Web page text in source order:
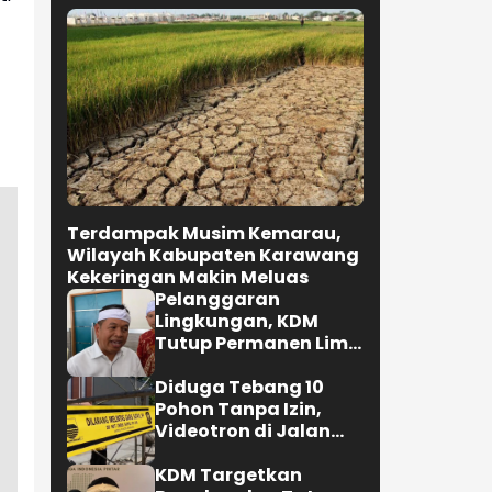
Terdampak Musim Kemarau,
Wilayah Kabupaten Karawang
Kekeringan Makin Meluas
Pelanggaran
Lingkungan, KDM
Tutup Permanen Lima
Tambang Batu Kapur
di Cipatat
Diduga Tebang 10
Pohon Tanpa Izin,
Videotron di Jalan
R.E. Martadinata
Bandung Disegel
KDM Targetkan
Bongkar dan Tata
Teras Cihampelas
Beres Oktober 2026
Selengkapnya